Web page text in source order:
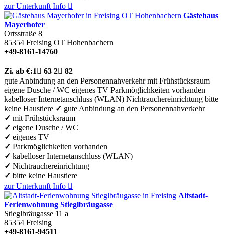
zur Unterkunft Info 
Gästehaus
Mayerhofer
Ortsstraße 8
85354 Freising OT Hohenbachern
+49-8161-14760
Zi. ab €:1  63 2 82
gute Anbindung an den Personennahverkehr mit Frühstücksraum
eigene Dusche / WC eigenes TV Parkmöglichkeiten vorhanden
kabelloser Internetanschluss (WLAN) Nichtrauchereinrichtung bitte
keine Haustiere ✓ gute Anbindung an den Personennahverkehr
✓ mit Frühstücksraum
✓ eigene Dusche / WC
✓ eigenes TV
✓ Parkmöglichkeiten vorhanden
✓ kabelloser Internetanschluss (WLAN)
✓ Nichtrauchereinrichtung
✓ bitte keine Haustiere
zur Unterkunft Info 
Altstadt-
Ferienwohnung Stieglbräugasse
Stieglbräugasse 11 a
85354 Freising
+49-8161-94511